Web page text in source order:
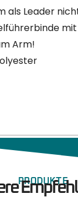
als Leader
Arm!
PRODUKTE